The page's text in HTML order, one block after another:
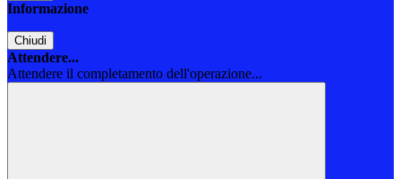
Informazione
Chiudi
Attendere...
Attendere il completamento dell'operazione...